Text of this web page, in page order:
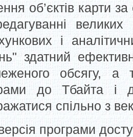
об’єктів карти
великих
і
здатний
обсягу,
до Тбайта і
спільно з
програми